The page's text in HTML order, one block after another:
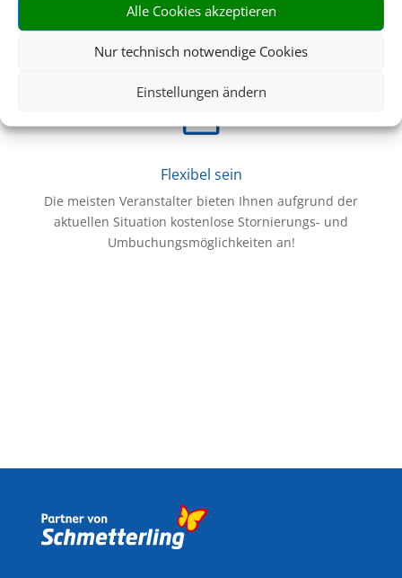
Alle Cookies akzeptieren
Nur technisch notwendige Cookies
Einstellungen ändern
Mit professionellen Hygienekonzepten und
Schutzmaßnahmen der Reiseveranstalter vor Ort steht Ihr
entspannter Urlaub im Mittelpunkt.
Z
Flexibel sein
Die meisten Veranstalter bieten Ihnen aufgrund der
aktuellen Situation kostenlose Stornierungs- und
Umbuchungsmöglichkeiten an!